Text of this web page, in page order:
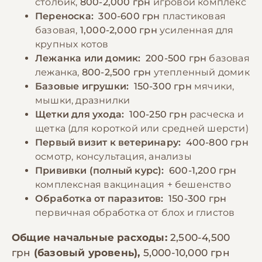
следует менять не реже двух раз в день.
🎁 −10% на зоотовары
По промокоду E-PET
Переноска: 300-600 грн пластиковая
базовая, 1,000-2,000 грн усиленная для
крупных котов
Лежанка или домик: 200-500 грн базовая
лежанка, 800-2,500 грн утепленный домик
Базовые игрушки: 150-300 грн мячики,
мышки, дразнилки
Щетки для ухода: 100-250 грн расческа и
щетка (для короткой или средней шерсти)
Первый визит к ветеринару: 400-800 грн
осмотр, консультация, анализы
Прививки (полный курс): 600-1,200 грн
комплексная вакцинация + бешенство
Обработка от паразитов: 150-300 грн
первичная обработка от блох и глистов
Общие начальные расходы: 2,500-4,500
грн (базовый уровень), 5,000-10,000 грн